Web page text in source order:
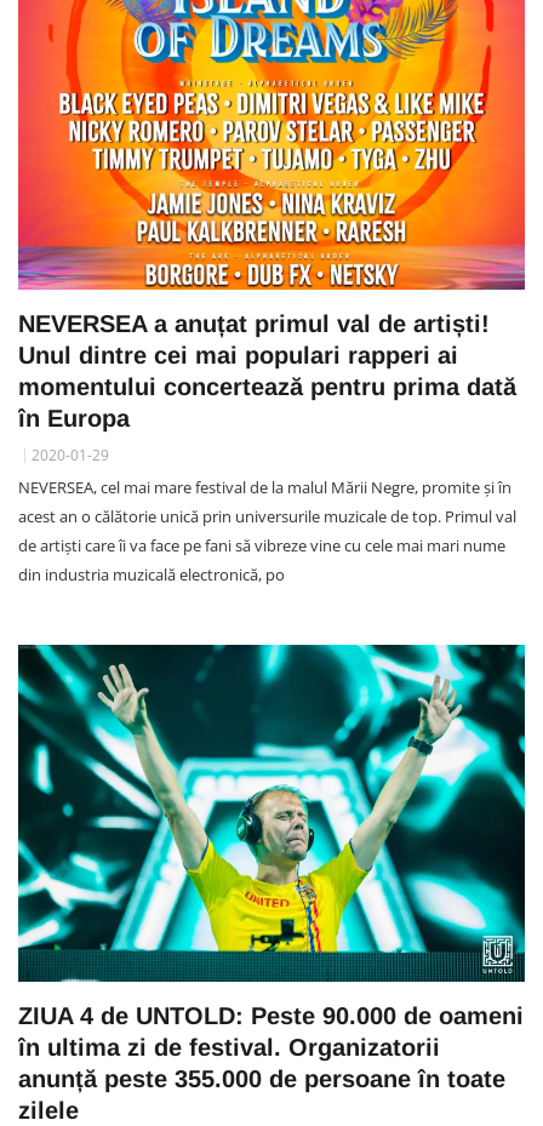
NEVERSEA a anuțat primul val de artiști!
Unul dintre cei mai populari rapperi ai
momentului concertează pentru prima dată
în Europa
2020-01-29
NEVERSEA, cel mai mare festival de la malul Mării Negre, promite și în
acest an o călătorie unică prin universurile muzicale de top. Primul val
de artiști care îi va face pe fani să vibreze vine cu cele mai mari nume
din industria muzicală electronică, po
ZIUA 4 de UNTOLD: Peste 90.000 de oameni
în ultima zi de festival. Organizatorii
anunță peste 355.000 de persoane în toate
zilele